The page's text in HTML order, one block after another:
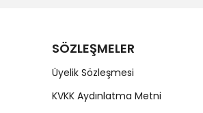
SÖZLEŞMELER
Üyelik Sözleşmesi
KVKK Aydınlatma Metni